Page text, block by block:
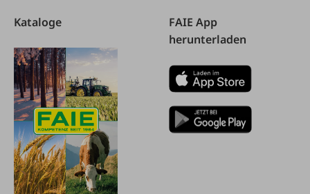
Kataloge
FAIE App
herunterladen